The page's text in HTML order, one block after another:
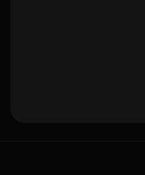
Подберите
по удобным